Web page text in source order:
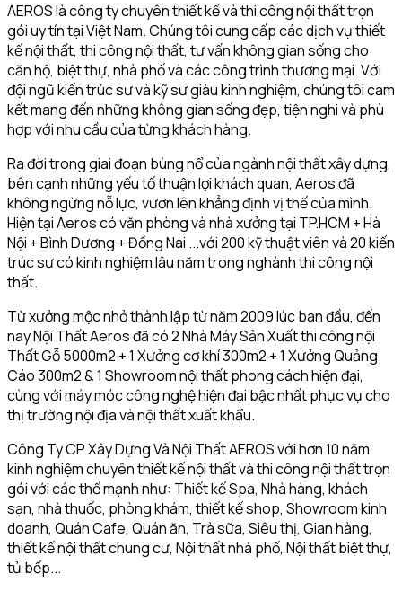
AEROS là công ty chuyên thiết kế và thi công nội thất trọn
gói uy tín tại Việt Nam. Chúng tôi cung cấp các dịch vụ thiết
kế nội thất, thi công nội thất, tư vấn không gian sống cho
căn hộ, biệt thự, nhà phố và các công trình thương mại. Với
đội ngũ kiến trúc sư và kỹ sư giàu kinh nghiệm, chúng tôi cam
kết mang đến những không gian sống đẹp, tiện nghi và phù
hợp với nhu cầu của từng khách hàng.
Ra đời trong giai đoạn bùng nổ của ngành nội thất xây dựng,
bên cạnh những yếu tố thuận lợi khách quan, Aeros đã
không ngừng nỗ lực, vươn lên khẳng định vị thế của mình.
Hiện tại Aeros có văn phòng và nhà xưởng tại TP.HCM + Hà
Nội + Bình Dương + Đồng Nai ...với 200 kỹ thuật viên và 20 kiến
trúc sư có kinh nghiệm lâu năm trong nghành thi công nội
thất.
Từ xưởng mộc nhỏ thành lập từ năm 2009 lúc ban đầu, đến
nay Nội Thất Aeros đã có 2 Nhà Máy Sản Xuất thi công nội
Thất Gỗ 5000m2 + 1 Xưởng cơ khí 300m2 + 1 Xưởng Quảng
Cáo 300m2 & 1 Showroom nội thất phong cách hiện đại,
cùng với máy móc công nghệ hiện đại bậc nhất phục vụ cho
thị trường nội địa và nội thất xuất khẩu.
Công Ty CP Xây Dựng Và Nội Thất AEROS với hơn 10 năm
kinh nghiệm chuyên thiết kế nội thất và thi công nội thất trọn
gói với các thế mạnh như: Thiết kế Spa, Nhà hàng, khách
sạn, nhà thuốc, phòng khám, thiết kế shop, Showroom kinh
doanh, Quán Cafe, Quán ăn, Trà sữa, Siêu thị, Gian hàng,
thiết kế nội thất chung cư, Nội thất nhà phố, Nội thất biệt thự,
tủ bếp...